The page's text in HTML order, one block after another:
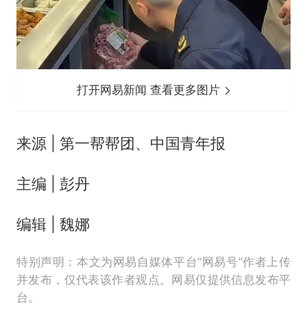
打开网易新闻 查看更多图片
来源 | 第一帮帮团、中国青年报
主编 | 彭丹
编辑 | 魏娜
特别声明：本文为网易自媒体平台“网易号”作者上传
并发布，仅代表该作者观点。网易仅提供信息发布平
台。